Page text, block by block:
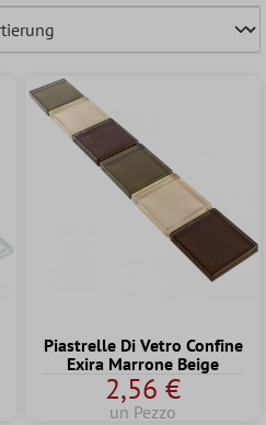
Piastrelle Di Vetro Confine
Exira Marrone Beige
2,56 €
un Pezzo